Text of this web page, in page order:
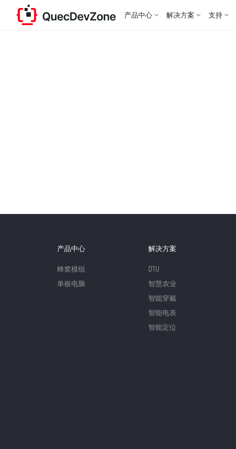
产品中心 解决方案 支持
产品中心
蜂窝模组
单板电脑
解决方案
DTU
智慧农业
智能穿戴
智能电表
智能定位